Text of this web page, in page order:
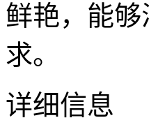
鲜艳，能
求。
详细信息